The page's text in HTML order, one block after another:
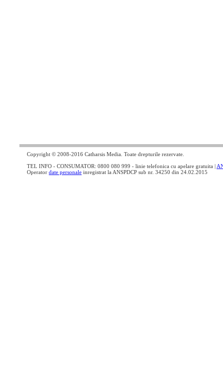
Copyright © 2008-2016 Catharsis Media. Toate drepturile rezervate.
TEL INFO - CONSUMATOR: 0800 080 999 - linie telefonica cu apelare gratuita |
Operator date personale inregistrat la ANSPDCP sub nr. 34250 din 24.02.2015